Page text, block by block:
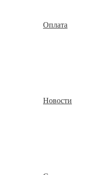
Оплата
Новости